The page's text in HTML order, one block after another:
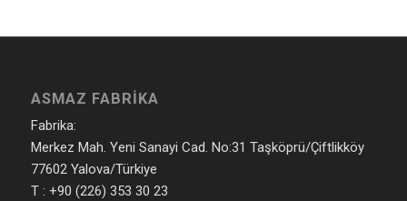
ASMAZ FABRIKA
Fabrika:
Merkez Mah. Yeni Sanayi Cad. No:31 Taşköprü/Çiftlikköy
77602 Yalova/Türkiye
T : +90 (226) 353 30 23